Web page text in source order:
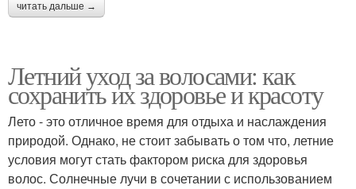
читать дальше →
Летний уход за волосами: как
сохранить их здоровье и красоту
Лето - это отличное время для отдыха и наслаждения
природой. Однако, не стоит забывать о том что, летние
условия могут стать фактором риска для здоровья
волос. Солнечные лучи в сочетании с использованием